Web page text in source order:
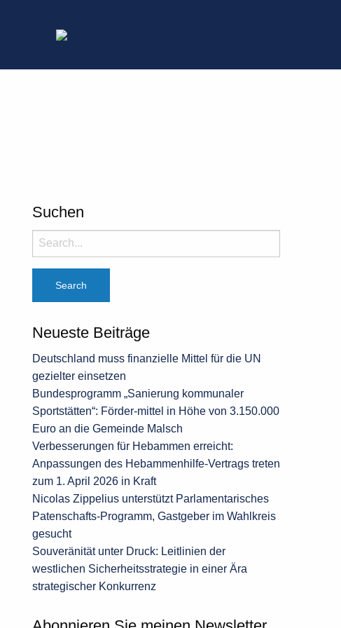
Suchen
Neueste Beiträge
Deutschland muss finanzielle Mittel für die UN
gezielter einsetzen
Bundesprogramm „Sanierung kommunaler
Sportstätten“: Förder-mittel in Höhe von 3.150.000
Euro an die Gemeinde Malsch
Verbesserungen für Hebammen erreicht:
Anpassungen des Hebammenhilfe-Vertrags treten
zum 1. April 2026 in Kraft
Nicolas Zippelius unterstützt Parlamentarisches
Patenschafts-Programm, Gastgeber im Wahlkreis
gesucht
Souveränität unter Druck: Leitlinien der
westlichen Sicherheitsstrategie in einer Ära
strategischer Konkurrenz